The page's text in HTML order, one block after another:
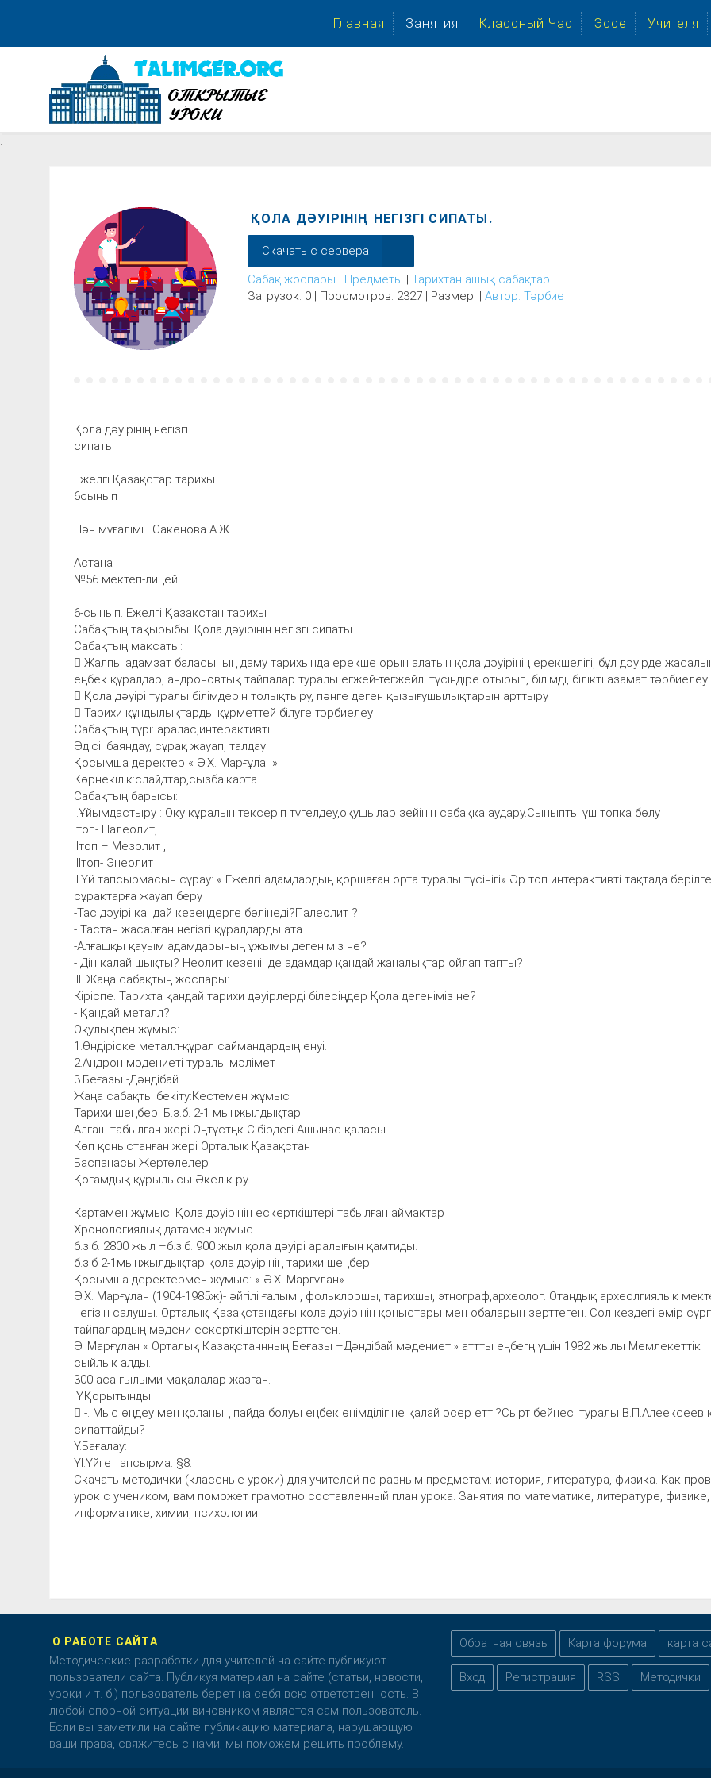
Главная Занятия Классный Час Эссе Учителя
.
.
ҚОЛА ДӘУІРІНІҢ НЕГІЗГІ СИПАТЫ.
Скачать с сервера
Сабақ жоспары | Предметы | Тарихтан ашық сабақтар
Загрузок: 0 | Просмотров: 2327 | Размер: | Автор: Тәрбие
Қола дәуірінің негізгі
сипаты
Ежелгі Қазақстар тарихы
6сынып
Пән мұғалімі : Сакенова А.Ж.
Астана
№56 мектеп-лицейі
6-сынып. Ежелгі Қазақстан тарихы
Сабақтың тақырыбы: Қола дәуірінің негізгі сипаты
Сабақтың мақсаты:
 Жалпы адамзат баласының даму тарихында ерекше орын алатын қола дәуірінің ерекшелігі, бұл дәуірде
еңбек құралдар, андроновтық тайпалар туралы егжей-тегжейлі түсіндіре отырып, білімді, білікті азамат тәрбиелеу.
 Қола дәуірі туралы білімдерін толықтыру, пәнге деген қызығушылықтарын арттыру
 Тарихи құндылықтарды құрметтей білуге тәрбиелеу
Сабақтың түрі: аралас,интерактивті
Әдісі: баяндау, сұрақ жауап, талдау
Қосымша деректер « Ә.Х. Марғұлан»
Көрнекілік:слайдтар,сызба.карта
Сабақтың барысы:
І.Ұйымдастыру : Оқу құралын тексеріп түгелдеу,оқушылар зейінін сабаққа аудару.Сыныпты үш топқа бөлу
Ітоп- Палеолит,
ІІтоп – Мезолит ,
ІІІтоп- Энеолит
ІІ.Үй тапсырмасын сұрау: « Ежелгі адамдардың қоршаған орта туралы түсінігі» Әр топ интерактивті тақтада
сұрақтарға жауап беру
-Тас дәуірі қандай кезеңдерге бөлінеді?Палеолит ?
- Тастан жасалған негізгі құралдарды ата.
-Алғашқы қауым адамдарының ұжымы дегеніміз не?
- Дін қалай шықты? Неолит кезеңінде адамдар қандай жаңалықтар ойлап тапты?
ІІІ. Жаңа сабақтың жоспары:
Кіріспе. Тарихта қандай тарихи дәуірлерді білесіңдер Қола дегеніміз не?
- Қандай металл?
Оқулықпен жұмыс:
1.Өндіріске металл-құрал саймандардың енуі.
2.Андрон мәдениеті туралы мәлімет
3.Беғазы -Дәндібай.
Жаңа сабақты бекіту:Кестемен жұмыс
Тарихи шеңбері Б.з.б. 2-1 мыңжылдықтар
Алғаш табылған жері Оңтүстңк Сібірдегі Ашынас қаласы
Көп қоныстанған жері Орталық Қазақстан
Баспанасы Жертөлелер
Қоғамдық құрылысы Әкелік ру
Картамен жұмыс. Қола дәуірінің ескерткіштері табылған аймақтар
Хронологиялық датамен жұмыс.
б.з.б. 2800 жыл –б.з.б. 900 жыл қола дәуірі аралығын қамтиды.
б.з.б 2-1мыңжылдықтар қола дәуірінің тарихи шеңбері
Қосымша деректермен жұмыс: « Ә.Х. Марғұлан»
Ә.Х. Марғұлан (1904-1985ж)- әйгілі ғалым , фольклоршы, тарихшы, этнограф,археолог. Отандық археолгиялық
негізін салушы. Орталық Қазақстандағы қола дәуірінің қоныстары мен обаларын зерттеген. Сол кездегі өмір
тайпалардың мәдени ескерткіштерін зерттеген.
Ә. Марғұлан « Орталық Қазақстаннның Беғазы –Дәндібай мәдениеті» аттты еңбегң үшін 1982 жылы Мемлекеттік
сыйлық алды.
300 аса ғылыми мақалалар жазған.
ІҮ.Қорытынды
 -. Мыс өңдеу мен қоланың пайда болуы еңбек өнімділігіне қалай әсер етті?Сырт бейнесі туралы В.П.Алеексеев
сипаттайды?
Ү.Бағалау:
ҮІ.Үйге тапсырма: §8.
Скачать методички (классные уроки) для учителей по разным предметам: история, литература, физика. Как
урок с учеником, вам поможет грамотно составленный план урока. Занятия по математике, литературе, физике,
информатике, химии, психологии.
.
О РАБОТЕ САЙТА
Методические разработки для учителей на сайте публикуют
пользователи сайта. Публикуя материал на сайте (статьи, новости,
уроки и т. б.) пользователь берет на себя всю ответственность. В
любой спорной ситуации виновником является сам пользователь.
Если вы заметили на сайте публикацию материала, нарушающую
ваши права, свяжитесь с нами, мы поможем решить проблему.
Обратная связь Карта форума карта
Вход Регистрация RSS Методички